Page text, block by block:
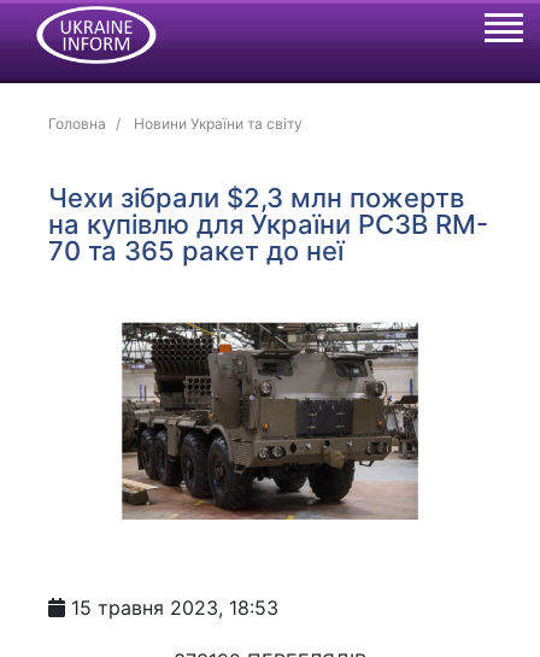
Головна Новини України та світу
Чехи зібрали $2,3 млн пожертв
на купівлю для України РСЗВ RM-
70 та 365 ракет до неї
15 травня 2023, 18:53